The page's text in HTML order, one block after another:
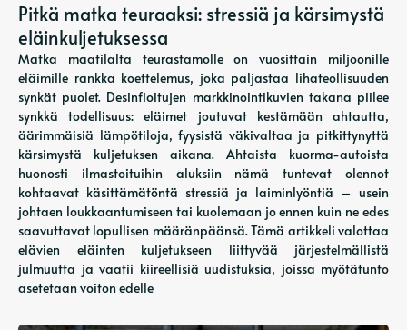
Pitkä matka teuraaksi: stressiä ja kärsimystä
eläinkuljetuksessa
Matka maatilalta teurastamolle on vuosittain miljoonille
eläimille rankka koettelemus, joka paljastaa lihateollisuuden
synkät puolet. Desinfioitujen markkinointikuvien takana piilee
synkkä todellisuus: eläimet joutuvat kestämään ahtautta,
äärimmäisiä lämpötiloja, fyysistä väkivaltaa ja pitkittynyttä
kärsimystä kuljetuksen aikana. Ahtaista kuorma-autoista
huonosti ilmastoituihin aluksiin nämä tuntevat olennot
kohtaavat käsittämätöntä stressiä ja laiminlyöntiä – usein
johtaen loukkaantumiseen tai kuolemaan jo ennen kuin ne edes
saavuttavat lopullisen määränpäänsä. Tämä artikkeli valottaa
elävien eläinten kuljetukseen liittyvää järjestelmällistä
julmuutta ja vaatii kiireellisiä uudistuksia, joissa myötätunto
asetetaan voiton edelle